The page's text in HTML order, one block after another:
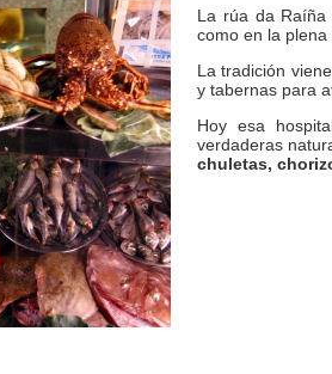
La rúa da Raíña
como en la plena
La tradición
y tabernas para
Hoy esa
verdaderas
chuletas,